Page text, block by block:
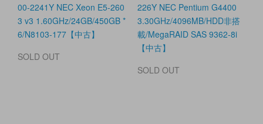
00-2241Y NEC Xeon E5-260
3 v3 1.60GHz/24GB/450GB *
6/N8103-177【中古】
SOLD OUT
226Y NEC Pentium G4400
3.30GHz/4096MB/HDD非搭
載/MegaRAID SAS 9362-8i
【中古】
SOLD OUT